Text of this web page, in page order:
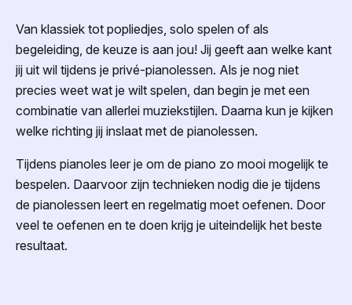
Van klassiek tot popliedjes, solo spelen of als
begeleiding, de keuze is aan jou! Jij geeft aan welke kant
jij uit wil tijdens je privé-pianolessen. Als je nog niet
precies weet wat je wilt spelen, dan begin je met een
combinatie van allerlei muziekstijlen. Daarna kun je kijken
welke richting jij inslaat met de pianolessen.
Tijdens pianoles leer je om de piano zo mooi mogelijk te
bespelen. Daarvoor zijn technieken nodig die je tijdens
de pianolessen leert en regelmatig moet oefenen. Door
veel te oefenen en te doen krijg je uiteindelijk het beste
resultaat.